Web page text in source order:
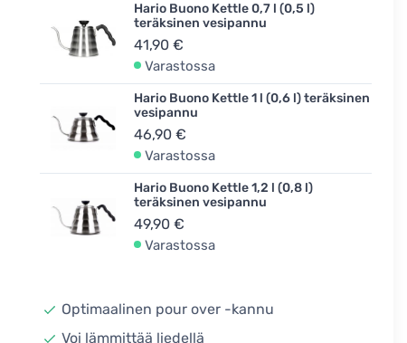
Hario Buono Kettle 0,7 l (0,5 l)
teräksinen vesipannu
41,90 €
Varastossa
Hario Buono Kettle 1 l (0,6 l) teräksinen
vesipannu
46,90 €
Varastossa
Hario Buono Kettle 1,2 l (0,8 l)
teräksinen vesipannu
49,90 €
Varastossa
Optimaalinen pour over -kannu
Voi lämmittää liedellä